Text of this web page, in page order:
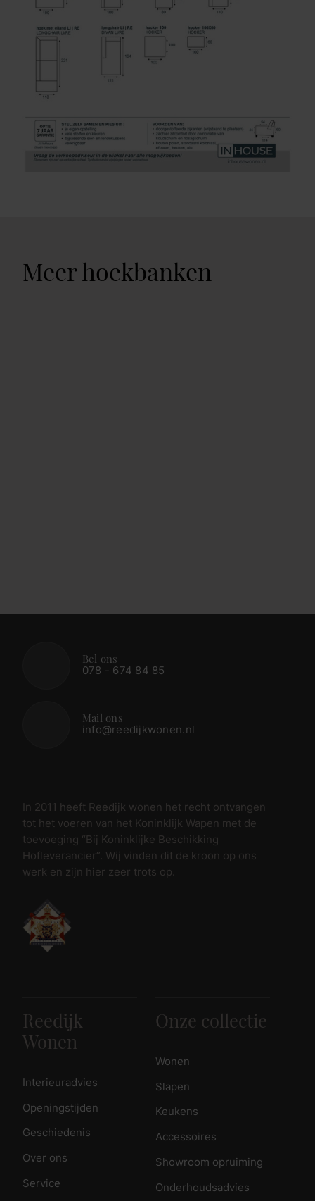
Meer hoekbanken
Bel ons
078 - 674 84 85
Mail ons
info@reedijkwonen.nl
In 2011 heeft Reedijk wonen het recht ontvangen
tot het voeren van het Koninklijk Wapen met de
toevoeging “Bij Koninklijke Beschikking
Hofleverancier”. Wij vinden dit de kroon op ons
werk en zijn hier zeer trots op.
Reedijk
Wonen
Interieuradvies
Openingstijden
Geschiedenis
Over ons
Service
Onze collectie
Wonen
Slapen
Keukens
Accessoires
Showroom opruiming
Onderhoudsadvies